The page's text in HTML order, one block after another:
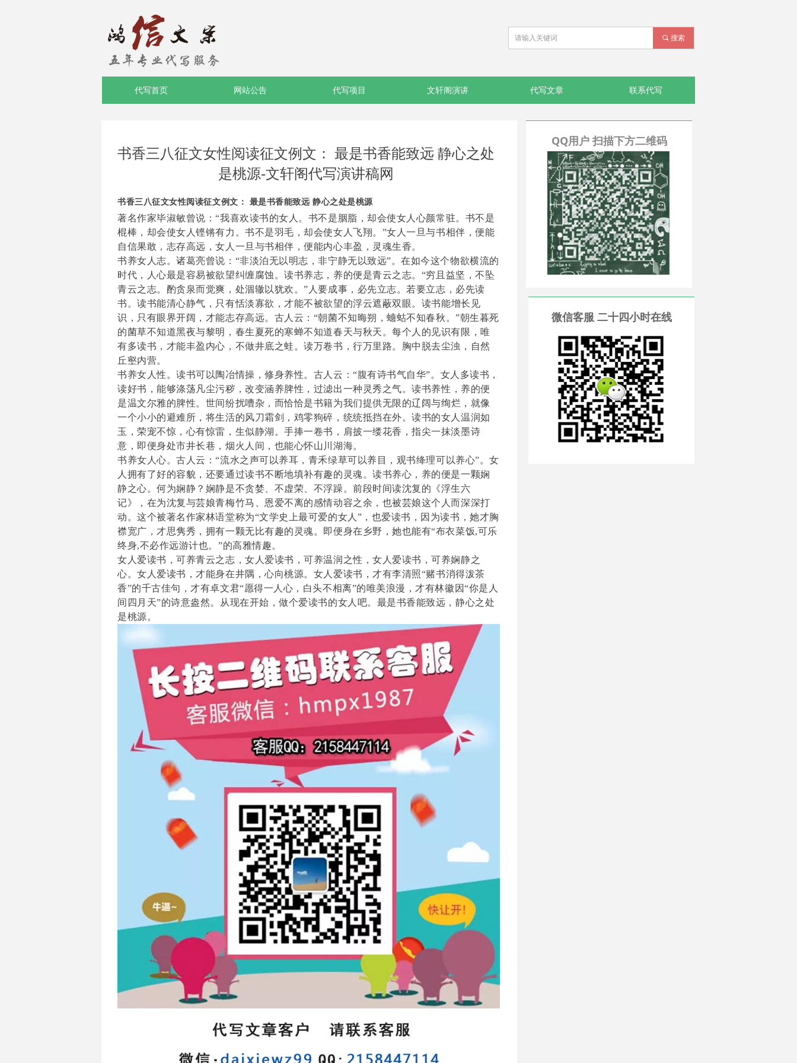
代写首页 网站公告 代写项目 文轩阁演讲 代写文章 联系代写
끠 搜索
书香三八征文女性阅读征文例文： 最是书香能致远 静心之处
是桃源-文轩阁代写演讲稿网
书香三八征文女性阅读征文例文： 最是书香能致远 静心之处是桃源
著名作家毕淑敏曾说：“我喜欢读书的女人。 书不是胭脂，却会使女人心颜常驻。书不是
棍棒，却会使女人铿锵有力。书不是羽毛，却会使女人飞翔。 ”女人一旦与书相伴，便能
自信果敢，志存高远，女人一旦与书相伴，便能内心丰盈，灵魂生香。
书养女人志。诸葛亮曾说： “非淡泊无以明志，非宁静无以致远”。在如今这个物欲横流的
时代，人心最是容易被欲望纠缠腐蚀。读书养志，养的便是青云之志。 “穷且益坚，不坠
青云之志。酌贪泉而觉爽，处涸辙以犹欢。” 人要成事，必先立志。若要立志，必先读
书。读书能清心静气，只有恬淡寡欲，才能不被欲望的浮云遮蔽双眼。读书能增长见
识，只有眼界开阔，才能志存高远。古人云： “朝菌不知晦朔，蟪蛄不知春秋。”朝生暮死
的菌草不知道黑夜与黎明，春生夏死的寒蝉不知道春天与秋天。每个人的见识有限，唯
有多读书，才能丰盈内心，不做井底之蛙。读万卷书，行万里路。胸中脱去尘浊，自然
丘壑内营。
书养女人性。读书可以陶冶情操，修身养性。古人云：“腹有诗书气自华”。女人多读书，
读好书，能够涤荡凡尘污秽，改变涵养脾性，过滤出一种灵秀之气。读书养性，养的便
是温文尔雅的脾性。 世间纷扰嘈杂，而恰恰是书籍为我们提供无限的辽阔与绚烂，就像
一个小小的避难所，将生活的风刀霜剑，鸡零狗碎，统统抵挡在外。读书的女人温润如
玉，荣宠不惊，心有惊雷，生似静湖。手捧一卷书，肩披一缕花香，指尖一抹淡墨诗
意，即便身处市井长巷，烟火人间，也能心怀山川湖海。
书养女人心。古人云：“流水之声可以养耳，青禾绿草可以养目，观书绛理可以养心”。女
人拥有了好的容貌，还要通过读书不断地填补有趣的灵魂。读书养心，养的便是一颗娴
静之心。何为娴静？娴静是不贪婪、不虚荣、不浮躁。前段时间读沈复的《浮生六
记》，在为沈复与芸娘青梅竹马、恩爱不离的感情动容之余，也被芸娘这个人而深深打
动。这个被著名作家林语堂称为“文学史上最可爱的女人”，也爱读书，因为读书，她才胸
襟宽广，才思隽秀，拥有一颗无比有趣的灵魂。即便身在乡野，她也能有“布衣菜饭,可乐
终身,不必作远游计也。”的高雅情趣。
女人爱读书，可养青云之志，女人爱读书，可养温润之性，女人爱读书，可养娴静之
心。女人爱读书， 才能身在井隅，心向桃源。 女人爱读书， 才有李清照“赌书消得泼茶
香”的千古佳句，才有卓文君“愿得一人心，白头不相离”的唯美浪漫，才有林徽因“你是人
间四月天”的诗意盎然。
从现在开始，做个爱读书的女人吧。最是书香能致远，静心之处
是桃源。
QQ用户 扫描下方二维码
微信客服 二十四小时在线